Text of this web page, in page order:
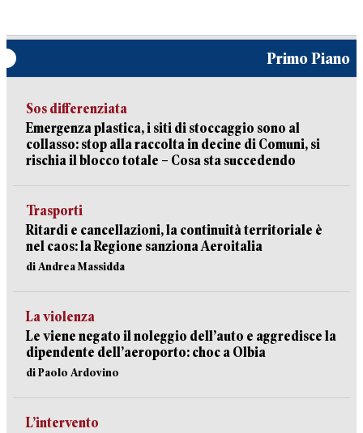
Primo Piano
Sos differenziata
Emergenza plastica, i siti di stoccaggio sono al
collasso: stop alla raccolta in decine di Comuni, si
rischia il blocco totale – Cosa sta succedendo
Trasporti
Ritardi e cancellazioni, la continuità territoriale è
nel caos: la Regione sanziona Aeroitalia
di Andrea Massidda
La violenza
Le viene negato il noleggio dell’auto e aggredisce la
dipendente dell’aeroporto: choc a Olbia
di Paolo Ardovino
L’intervento